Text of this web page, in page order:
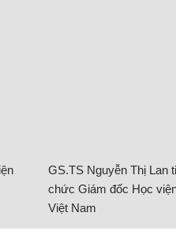
GS.TS Nguyễn Thị Lan
chức Giám đốc Học
Việt Nam